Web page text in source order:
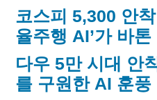
코스피 5,300 안
율주행 AI’가 바톤
다우 5만 시대 안
를 구원한 AI 훈풍